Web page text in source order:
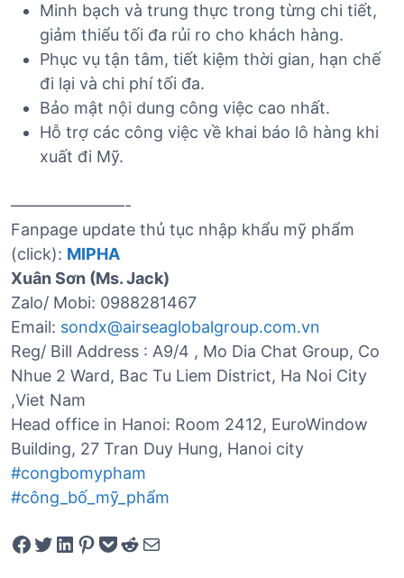
Minh bạch và trung thực trong từng chi tiết,
giảm thiểu tối đa rủi ro cho khách hàng.
Phục vụ tận tâm, tiết kiệm thời gian, hạn chế
đi lại và chi phí tối đa.
Bảo mật nội dung công việc cao nhất.
Hỗ trợ các công việc về khai báo lô hàng khi
xuất đi Mỹ.
———————-
Fanpage update thủ tục nhập khẩu mỹ phẩm
(click): MIPHA
Xuân Sơn (Ms. Jack)
Zalo/ Mobi: 0988281467
Email: sondx@airseaglobalgroup.com.vn
Reg/ Bill Address : A9/4 , Mo Dia Chat Group, Co
Nhue 2 Ward, Bac Tu Liem District, Ha Noi City
,Viet Nam
Head office in Hanoi: Room 2412, EuroWindow
Building, 27 Tran Duy Hung, Hanoi city
#congbomypham
#công_bố_mỹ_phẩm
Share on Facebook Tweet on Twitter Share on LinkedIn Pin on Pinterest Save to pocket Share on Reddit Share via Email